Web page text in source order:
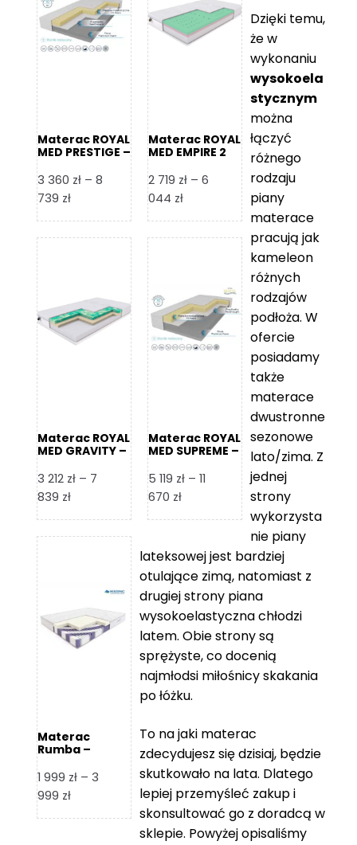
7
000 zł
8
865 zł
Materac ROYAL
MED PRESTIGE –
3 360 zł – 8
739 złZakres
od
8
739 zł
Materac ROYAL
MED EMPIRE 2
2 719 zł – 6
044 złZakres
od
6
044 zł
Materac ROYAL
MED GRAVITY –
3 212 zł – 7
839 złZakres
od
839 zł
Materac ROYAL
MED SUPREME –
5 119 zł – 11
670 złZakres
5
119 zł
do
670 zł
Materac
Rumba –
1 999 zł – 3
999 złZakres
Dzięki temu,
że w
wykonaniu
wysokoela
stycznym
można
łączyć
różnego
rodzaju
piany
materace
pracują jak
kameleon
różnych
rodzajów
podłoża. W
ofercie
posiadamy
także
materace
dwustronne
sezonowe
lato/zima. Z
jednej
strony
wykorzysta
nie piany
lateksowej jest bardziej
otulające zimą, natomiast z
drugiej strony piana
wysokoelastyczna chłodzi
latem. Obie strony są
sprężyste, co docenią
najmłodsi miłośnicy skakania
po łóżku.
To na jaki materac
zdecydujesz się dzisiaj, będzie
skutkowało na lata. Dlatego
lepiej przemyśleć zakup i
skonsultować go z doradcą w
sklepie. Powyżej opisaliśmy